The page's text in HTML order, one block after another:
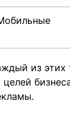
из этих
целей